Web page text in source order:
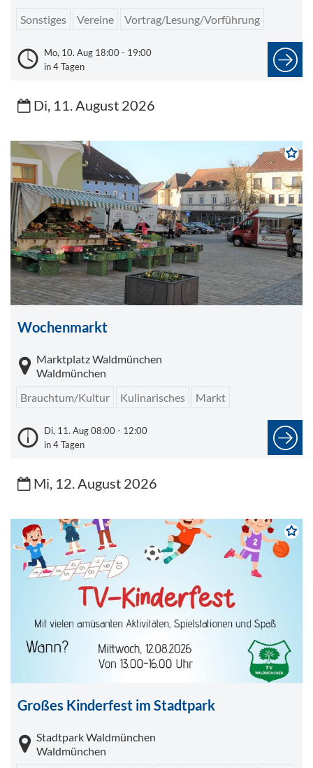
Sonstiges
Vereine Vortrag/Lesung/Vorführung
Mo, 10. Aug 18:00 - 19:00
in 4 Tagen
Di, 11. August 2026
Wochenmarkt
Marktplatz Waldmünchen
Waldmünchen
Brauchtum/Kultur
Kulinarisches Markt
Di, 11. Aug 08:00 - 12:00
in 4 Tagen
Mi, 12. August 2026
Großes Kinderfest im Stadtpark
Stadtpark Waldmünchen
Waldmünchen